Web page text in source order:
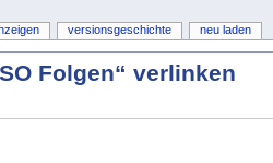
Folgen“ verlinken
versionsgeschichte neu laden